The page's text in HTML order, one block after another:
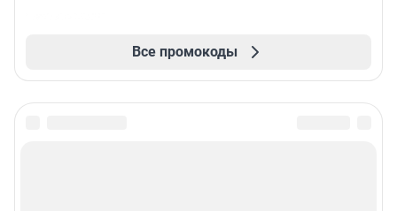
Все промокоды